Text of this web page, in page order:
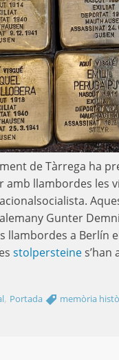
de Tàrrega ha
amb llambordes les
Gunter
llambordes a Berlín
stolpersteines’han
, Portada memòria